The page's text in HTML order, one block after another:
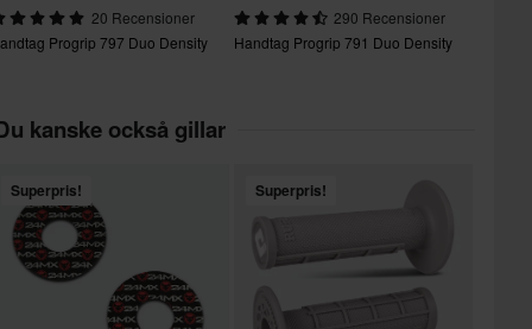
20 Recensioner
Progrip 797 Duo Density
290 Recensioner
Handtag Progrip 791 Duo Density
kanske också gillar
Superpris! Superpris!